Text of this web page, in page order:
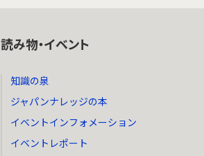
読み物・イベント
知識の泉
ジャパンナレッジの本
イベントインフォメーション
イベントレポート